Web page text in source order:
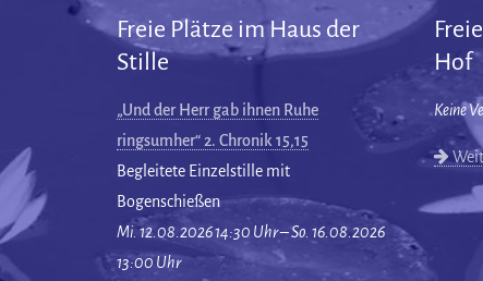
Freie Plätze im Haus der
Stille
„Und der Herr gab ihnen Ruhe
ringsumher“ 2. Chronik 15,15
Begleitete Einzelstille mit
Bogenschießen
Mi. 12.08.2026 14:30 Uhr – So. 16.08.2026
13:00 Uhr
Hof
Keine